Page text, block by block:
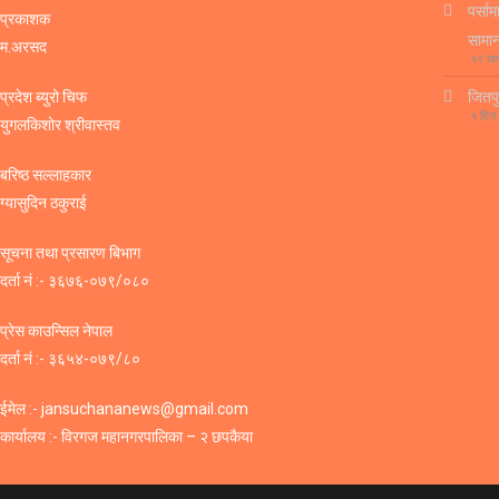
प्रकाशक
म.अरसद
प्रदेश ब्युरो चिफ
युगलकिशोर श्रीवास्तव
बरिष्ठ सल्लाहकार
ग्यासुदिन ठकुराई
सूचना तथा प्रसारण बिभाग
दर्ता नं :- ३६७६-०७९/०८०
प्रेस काउन्सिल नेपाल
दर्ता नं :- ३६५४-०७९/८०
ईमेल :- jansuchananews@gmail.com
कार्यालय :- विरगज महानगरपालिका – २ छपकैया
१९
१ दिन